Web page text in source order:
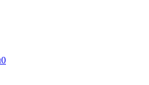
0